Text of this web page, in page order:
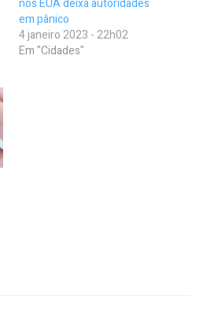
nos EUA deixa autoridades
em pânico
4 janeiro 2023 - 22h02
Em "Cidades"